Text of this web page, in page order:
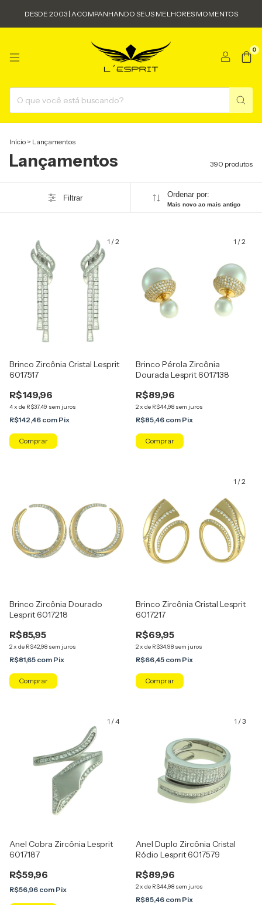
DESDE 2003 | ACOMPANHANDO SEUS MELHORES MOMENTOS
0
Início > Lançamentos
Lançamentos 390 produtos
Filtrar Ordenar por:
Mais novo ao mais antigo
1 /2
Brinco Zircônia Cristal Lesprit
6017517
R$149,96
4x de R$37,49 sem juros
R$142,46 com Pix
Comprar
1 /2
Brinco Pérola Zircônia
Dourada Lesprit 6017138
R$89,96
2x de R$44,98 sem juros
R$85,46 com Pix
Brinco Zircônia Dourado
Lesprit 6017218
R$85,95
2x de R$42,98 sem juros
R$81,65 com Pix
1 /2
Brinco Zircônia Cristal Lesprit
6017217
R$69,95
2x de R$34,98 sem juros
R$66,45 com Pix
Comprar
1 /4
Anel Cobra Zircônia Lesprit
6017187
R$59,96
R$56,96 com Pix
1 /3
Anel Duplo Zircônia Cristal
Ródio Lesprit 6017579
R$89,96
2x de R$44,98 sem juros
R$85,46 com Pix